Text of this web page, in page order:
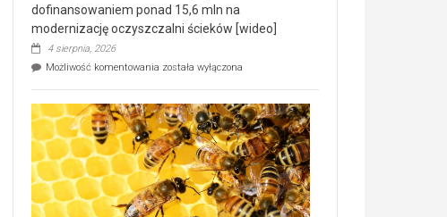
dofinansowaniem ponad 15,6 mln na
modernizację oczyszczalni ścieków [wideo]
4 sierpnia, 2026
Możliwość komentowania Ekologiczne
Wręczyca
Wielka
z
dofinansowaniem
ponad
15,6
mln
na
została wyłączona